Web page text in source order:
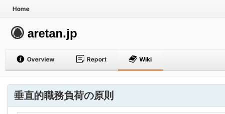
Home
aretan.jp
Overview Report Wiki
垂直的職務負荷の原則